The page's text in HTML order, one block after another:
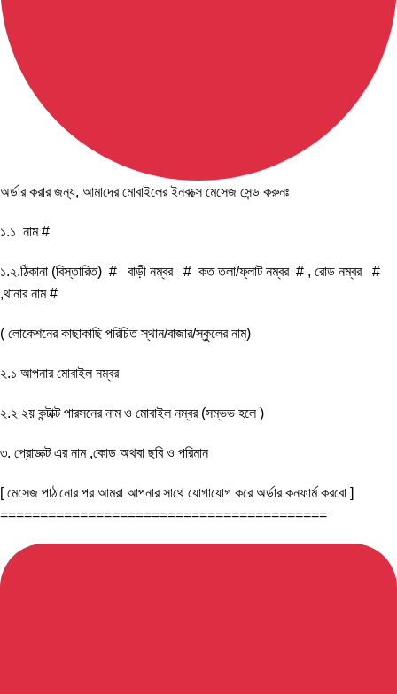
অর্ডার করার জন্য, আমাদের মোবাইলের ইনবক্সে মেসেজ সেন্ড করুনঃ
১.১ নাম #
১.২.ঠিকানা (বিস্তারিত) # বাড়ী নম্বর # কত তলা/ফ্লাট নম্বর # , রোড নম্বর #
,থানার নাম #
( লোকেশনের কাছাকাছি পরিচিত স্থান/বাজার/স্কুলের নাম)
২.১ আপনার মোবাইল নম্বর
২.২ ২য় কন্টাক্ট পারসনের নাম ও মোবাইল নম্বর (সম্ভভ হলে )
৩. প্রোডাক্ট এর নাম ,কোড অথবা ছবি ও পরিমান
[ মেসেজ পাঠানোর পর আমরা আপনার সাথে যোগাযোগ করে অর্ডার কনফার্ম করবো ]
=========================================